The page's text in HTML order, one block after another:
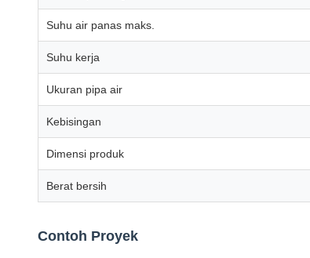
Suhu air panas maks.
Suhu kerja
Ukuran pipa air
Kebisingan
Dimensi produk
Berat bersih
Contoh Proyek